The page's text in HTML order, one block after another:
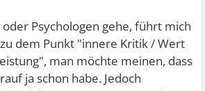
Psychologen gehe, führt mich
dem Punkt "innere Kritik / Wert
man möchte meinen, dass
ja schon habe. Jedoch